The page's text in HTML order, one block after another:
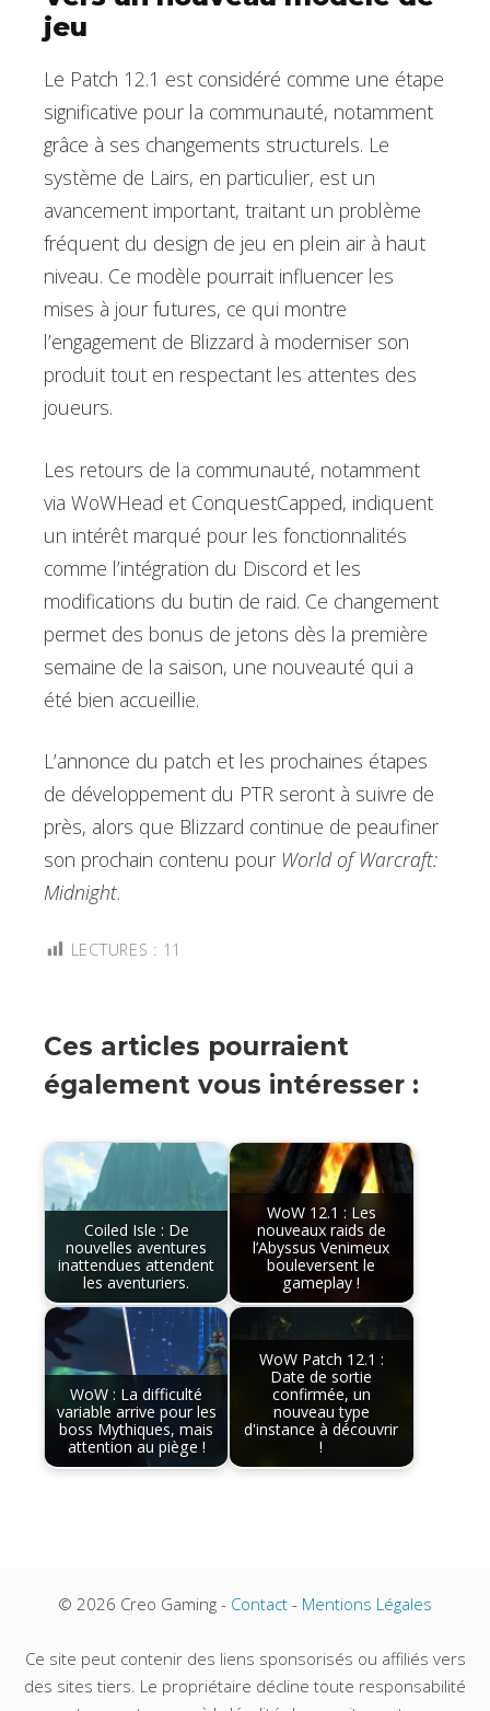
jeu
Le Patch 12.1 est considéré comme une étape
significative pour la communauté, notamment
grâce à ses changements structurels. Le
système de Lairs, en particulier, est un
avancement important, traitant un problème
fréquent du design de jeu en plein air à haut
niveau. Ce modèle pourrait influencer les
mises à jour futures, ce qui montre
l’engagement de Blizzard à moderniser son
produit tout en respectant les attentes des
joueurs.
Les retours de la communauté, notamment
via WoWHead et ConquestCapped, indiquent
un intérêt marqué pour les fonctionnalités
comme l’intégration du Discord et les
modifications du butin de raid. Ce changement
permet des bonus de jetons dès la première
semaine de la saison, une nouveauté qui a
été bien accueillie.
L’annonce du patch et les prochaines étapes
de développement du PTR seront à suivre de
près, alors que Blizzard continue de peaufiner
son prochain contenu pour World of Warcraft:
Midnight.
LECTURES : 11
Ces articles pourraient
également vous intéresser :
Coiled Isle : De
nouvelles aventures
inattendues attendent
les aventuriers.
WoW 12.1 : Les
nouveaux raids de
l’Abyssus Venimeux
bouleversent le
gameplay !
WoW : La difficulté
variable arrive pour les
boss Mythiques, mais
attention au piège !
WoW Patch 12.1 :
Date de sortie
confirmée, un
nouveau type
d'instance à découvrir
!
© 2026 Creo Gaming - Contact - Mentions Légales
Ce site peut contenir des liens sponsorisés ou affiliés vers
des sites tiers. Le propriétaire décline toute responsabilité